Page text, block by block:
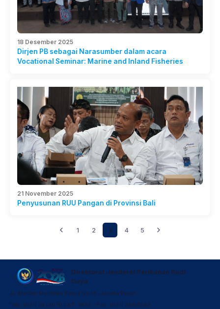
18 Desember 2025
Dirjen PB sebagai Narasumber dalam acara
Vocational Seminar: Marine and Inland Fisheries
21 November 2025
Penyusunan RUU Pangan di Provinsi Bali
1 2 3 4 5
Direktorat Jenderal Perikanan Budi
Daya
JL. Medan Merdeka Timur No.16 Jakarta Pusat
Telp. (021) 3519070 EXT. 7433 – Fax. (021) 3864293